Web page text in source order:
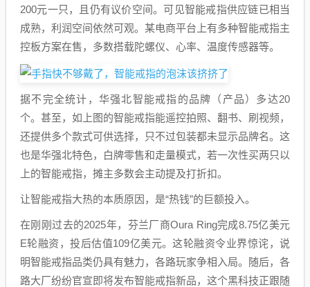
200元一只，且仍有议价空间。可见智能戒指供应链已相当
成熟，利润空间依然可观。某电商平台上有多种智能戒指主
控板方案在售，多数搭载陀螺仪、心率、温度传感器等。
据不完全统计，华强北智能戒指的品牌（产品）多达20
个。甚至，如上图的智能戒指能遥控拍照、翻书、刷视频，
还提供多个款式可供选择，只不过包装都未显示品牌名。这
也是华强北特色，白牌零售和走量模式，若一次性买两只以
上的智能戒指，摊主多数会主动提及打折扣。
让智能戒指大热的本质原因，是“热钱”的巨额投入。
在刚刚过去的2025年，芬兰厂商Oura Ring完成8.75亿美元
E轮融资，投后估值109亿美元。这轮融资令业界惊诧，说
明智能戒指品类仍具有魅力，各路玩家争相入局。随后，各
路大厂纷纷官宣即将发布智能戒指新品，这个黑科技正跟随